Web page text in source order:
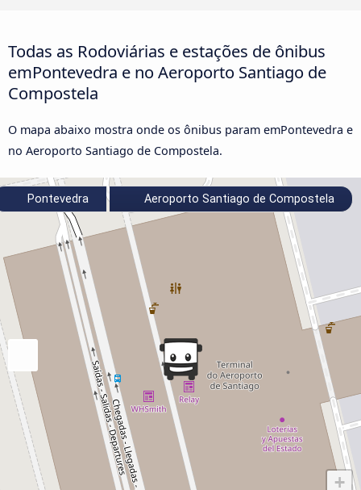
Todas as Rodoviárias e estações de ônibus
emPontevedra e no Aeroporto Santiago de
Compostela
O mapa abaixo mostra onde os ônibus param emPontevedra e
no Aeroporto Santiago de Compostela.
+
Pontevedra Aeroporto Santiago de Compostela